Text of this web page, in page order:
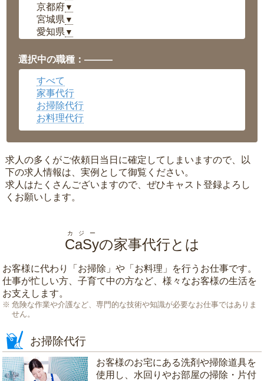
京都府▼
宮城県 ▼
愛知県 ▼
岡山県▼
広島県▼
沖縄県
選択中の職種：———
すべて
家事代行
お掃除代行
お料理代行
求人の多くがご依頼日当日に確定してしまいますので、以
下の求人情報は、実例として御覧ください。
求人はたくさんございますので、ぜひキャスト登録よろし
くお願いします。
CaSy
カジー
の家事代行とは
お客様に代わり「 お掃除 」や「 お料理 」を行うお仕事です。
仕事が忙しい方、子育て中の方など、様々なお客様の生活を
お支えします。
危険な作業や介護など、専門的な技術や知識が必要なお仕事ではありま
せん。
お掃除代行
お客様のお宅にある洗剤や掃除道具を
使用し、水回りやお部屋の掃除・片付